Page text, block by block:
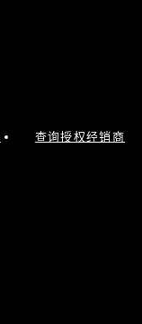
查询授权经销商